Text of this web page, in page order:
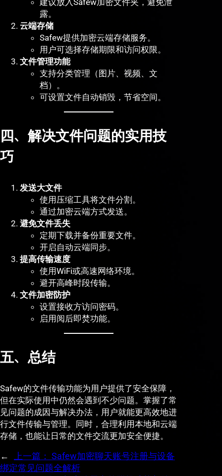
建议放入Safew加密文件夹，避免泄
露。
云端存储
Safew提供加密云端存储服务。
用户可选择存储期限和访问权限。
文件管理功能
支持分类管理（图片、视频、文
档）。
可设置文件自动销毁，节省空间。
四、解决文件问题的实用技
巧
发送大文件
使用压缩工具将文件分割。
通过加密云端方式发送。
避免文件丢失
定期下载并备份重要文件。
开启自动云端同步。
提高传输速度
使用WiFi或高速网络环境。
避开高峰时段传输。
文件加密防护
设置接收方访问密码。
启用阅后即焚功能。
五、总结
Safew的文件传输功能为用户提供了安全保障，
但在实际使用中仍然会遇到不少问题。掌握了常
见问题的成因与解决办法，用户就能更高效地进
行文件传输与管理。同时，合理利用本地和云端
存储，也能让日常的文件交流更加安全便捷。
← 上一篇： Safew加密聊天账号注册与设备
绑定常见问题全解析